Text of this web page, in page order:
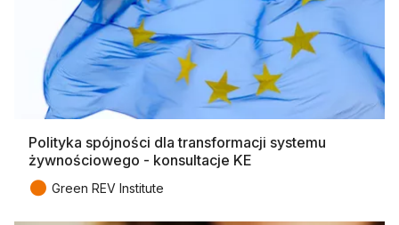
Polityka spójności dla transformacji systemu
żywnościowego - konsultacje KE
● Green REV Institute